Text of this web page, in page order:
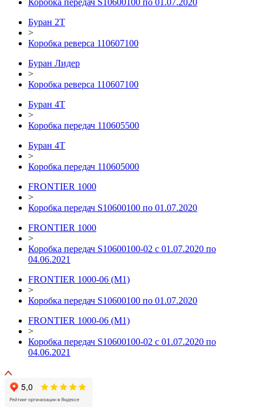
Буран 2Т
>
Коробка реверса 110607100
Буран Лидер
>
Коробка реверса 110607100
Буран 4Т
>
Коробка передач 110605500
Буран 4Т
>
Коробка передач 110605000
FRONTIER 1000
>
Коробка передач S10600100 по 01.07.2020
FRONTIER 1000
>
Коробка передач S10600100-02 с 01.07.2020 по
04.06.2021
FRONTIER 1000-06 (М1)
>
Коробка передач S10600100 по 01.07.2020
FRONTIER 1000-06 (М1)
>
Коробка передач S10600100-02 с 01.07.2020 по
04.06.2021